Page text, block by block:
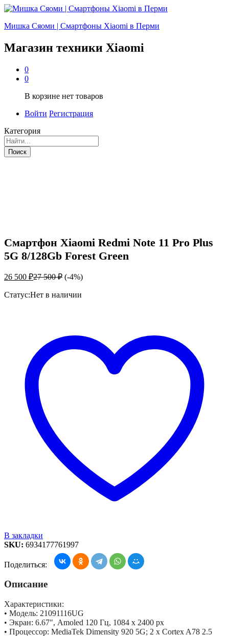
Мишка Сяоми | Смартфоны Xiaomi в Перми
Магазин техники Xiaomi
0
0
В корзине нет товаров
Войти Регистрация
Категория
Поиск
Смартфон Xiaomi Redmi Note 11 Pro Plus
5G 8/128Gb Forest Green
26 500 ₽27 500₽ (-4%)
Статус:Нет в наличии
В закладки
SKU: 6934177761997
Поделиться:
Описание
Характеристики:
• Модель: 21091116UG
• Экран: 6.67", Amoled 120 Гц, 1084 x 2400 px
• Процессор: MediaTek Dimensity 920 5G; 2 x Cortex A78 2.5